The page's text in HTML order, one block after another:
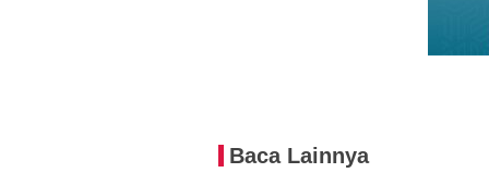
Baca Lainnya